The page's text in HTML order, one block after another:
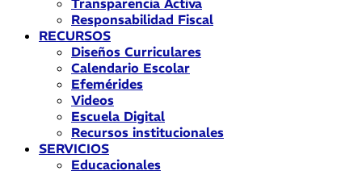
Transparencia Activa
Responsabilidad Fiscal
RECURSOS
Diseños Curriculares
Calendario Escolar
Efemérides
Videos
Escuela Digital
Recursos institucionales
SERVICIOS
Educacionales